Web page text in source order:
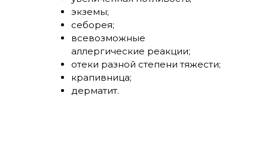
экземы;
себорея;
всевозможные
аллергические реакции;
отеки разной степени тяжести;
крапивница;
дерматит.